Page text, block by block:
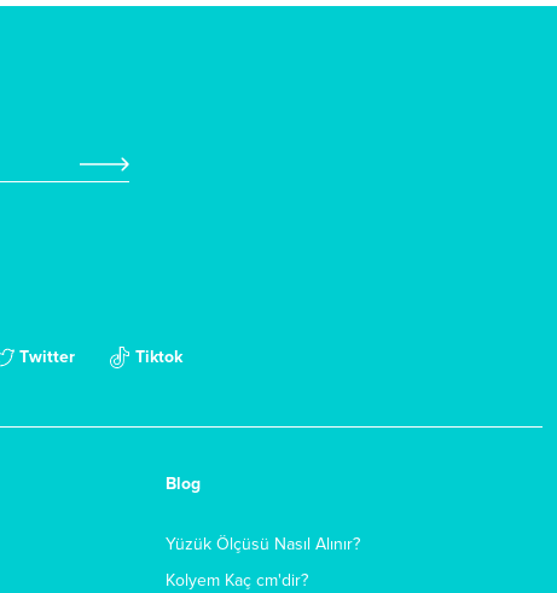
Twitter Tiktok
Blog
Yüzük Ölçüsü Nasıl Alınır?
Kolyem Kaç cm'dir?